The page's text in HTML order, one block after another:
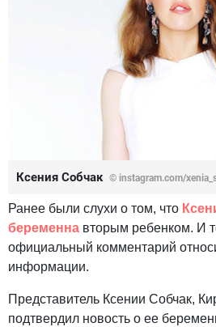
Ксения Собчак © instagram.com/
Ранее были слухи о том, что
беременна вторым ребенком. И
официальный комментарий
информации.
Представитель Ксении Собчак,
подтвердил новость о ее